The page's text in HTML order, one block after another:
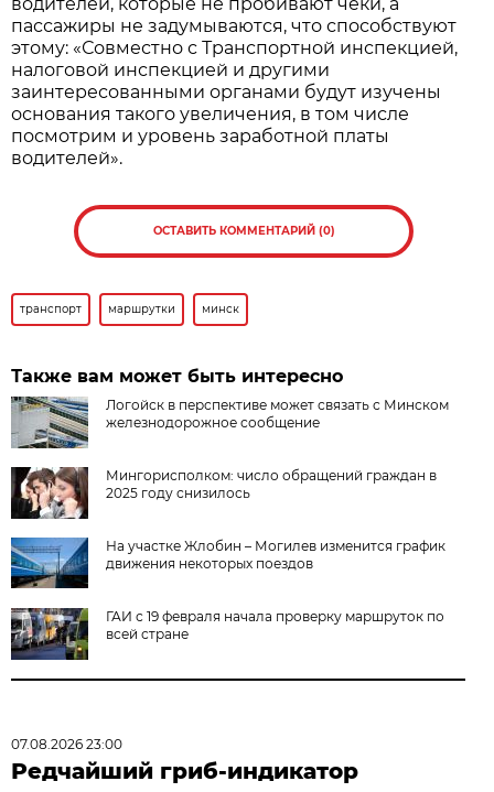
пассажиры не задумываются, что способствуют
этому: «Совместно с Транспортной инспекцией,
налоговой инспекцией и другими
заинтересованными органами будут изучены
основания такого увеличения, в том числе
посмотрим и уровень заработной платы
водителей».
ОСТАВИТЬ КОММЕНТАРИЙ (0)
транспорт маршрутки минск
Также вам может быть интересно
Логойск в перспективе может связать с Минском
железнодорожное сообщение
Мингорисполком: число обращений граждан в
2025 году снизилось
На участке Жлобин – Могилев изменится график
движения некоторых поездов
ГАИ с 19 февраля начала проверку маршруток по
всей стране
07.08.2026 23:00
Редчайший гриб-индикатор